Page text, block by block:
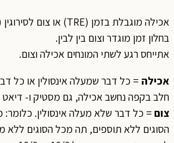
בחלון זמן מוגדר וצום בין לבין.
אתייחס רגע לשתי המונחים אכילה וצום.
אכילה= כל דבר שמעלה אינסולין או כל
חלב בקפה נחשב אכילה, גם מסטיק ו- דיאט
צום= כל דבר שלא מעלה אינסולין. כלומר:
הסוגים ללא תוספים, תה מכל הסוגים ללא